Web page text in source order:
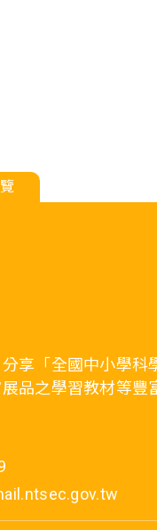
享「全國中小學
品之學習教材等豐